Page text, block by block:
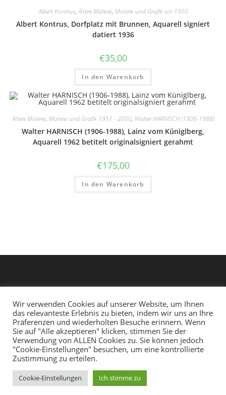
Albert Kontrus,Ältere Malerei, Malerei und Grafik vor 1950
Albert Kontrus, Dorfplatz mit Brunnen, Aquarell signiert
datiert 1936
€35,00
In den Warenkorb
Ältere Malerei, Malerei und Grafik 1951 - 2000, Walter HARNISCH (1906-1988)
Walter HARNISCH (1906-1988), Lainz vom Küniglberg,
Aquarell 1962 betitelt originalsigniert gerahmt
€175,00
In den Warenkorb
Facebook Instagram
Wir verwenden Cookies auf unserer Website, um Ihnen
das relevanteste Erlebnis zu bieten, indem wir uns an Ihre
Präferenzen und wiederholten Besuche erinnern. Wenn
Sie auf "Alle akzeptieren" klicken, stimmen Sie der
Verwendung von ALLEN Cookies zu. Sie können jedoch
"Cookie-Einstellungen" besuchen, um eine kontrollierte
Zustimmung zu erteilen.
Cookie-Einstellungen Ich stimme zu